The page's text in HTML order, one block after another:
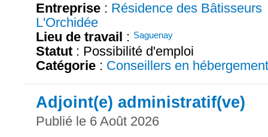
Entreprise : Résidence des Bâtisseurs
L'Orchidée
Lieu de travail : Saguenay
Statut : Possibilité d'emploi
Catégorie : Conseillers en hébergement
Adjoint(e) administratif(ve)
Publié le 6 Août 2026